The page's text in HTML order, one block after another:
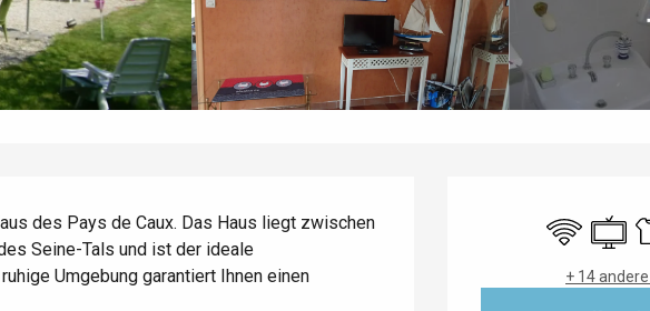
Öffnungszeiten &
Wi-Fi
+ 14
des Pays de Caux. Das Haus liegt zwischen
Seine-Tals und ist der ideale
Umgebung garantiert Ihnen einen